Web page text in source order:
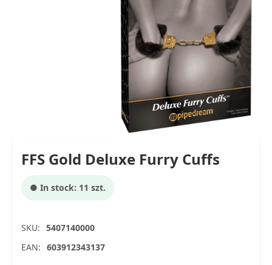
FFS Gold Deluxe Furry Cuffs
● In stock: 11 szt.
SKU: 5407140000
EAN: 603912343137